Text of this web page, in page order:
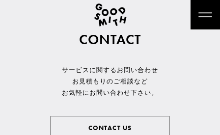
CONTACT
サービスに関するお問い合わせ
お見積もりのご相談など
お気軽にお問い合わせ下さい。
CONTACT US